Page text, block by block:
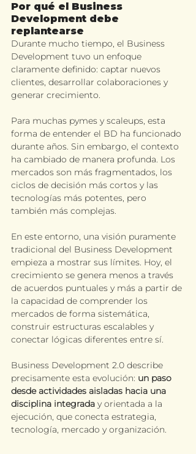
Por qué el Business
Development debe
replantearse
Durante mucho tiempo, el Business
Development tuvo un enfoque
claramente definido: captar nuevos
clientes, desarrollar colaboraciones y
generar crecimiento.
Para muchas pymes y scaleups, esta
forma de entender el BD ha funcionado
durante años. Sin embargo, el contexto
ha cambiado de manera profunda. Los
mercados son más fragmentados, los
ciclos de decisión más cortos y las
tecnologías más potentes, pero
también más complejas.
En este entorno, una visión puramente
tradicional del Business Development
empieza a mostrar sus límites. Hoy, el
crecimiento se genera menos a través
de acuerdos puntuales y más a partir de
la capacidad de comprender los
mercados de forma sistemática,
construir estructuras escalables y
conectar lógicas diferentes entre sí.
Business Development 2.0 describe
precisamente esta evolución: un paso
desde actividades aisladas hacia una
disciplina integrada y orientada a la
ejecución, que conecta estrategia,
tecnología, mercado y organización.